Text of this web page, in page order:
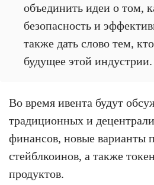
объединить идеи о том,
безопасность и
также дать слово тем,
будущее этой индустрии.
Во время ивента будут
традиционных и
финансов, новые варианты
стейблкоинов, а также
продуктов.